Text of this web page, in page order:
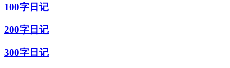
100字日记
200字日记
300字日记